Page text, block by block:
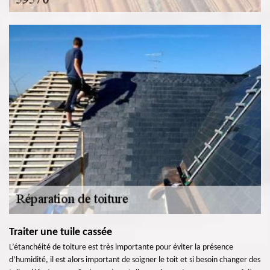
Traiter une tuile cassée
L’étanchéité de toiture est très importante pour éviter la présence
d’humidité, il est alors important de soigner le toit et si besoin changer des